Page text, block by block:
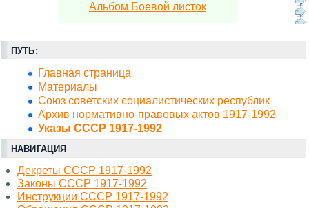
Альбом Боевой листок
ПУТЬ:
Главная страница
Материалы
Союз советских социалистических республик
Архив нормативно-правовых актов 1917-1992
Указы СССР 1917-1992
НАВИГАЦИЯ
Декреты СССР 1917-1992
Законы СССР 1917-1992
Инструкции СССР 1917-1992